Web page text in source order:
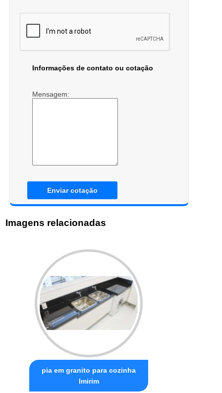
Informações de contato ou cotação
Mensagem:
Enviar cotação
Imagens relacionadas
pia em granito para cozinha
Imirim